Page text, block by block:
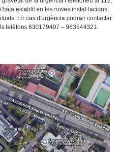
establit en les noves instal·lacions,
En cas d'urgència podran contactar
telèfons 630179407 – 963544321.